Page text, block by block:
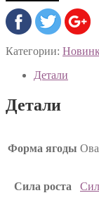
Категории:
Детали
Детали
Форма ягоды
Сила роста